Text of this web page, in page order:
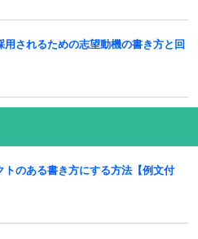
用されるための志望動機の書き方と回
トのある書き方にする方法【例文付